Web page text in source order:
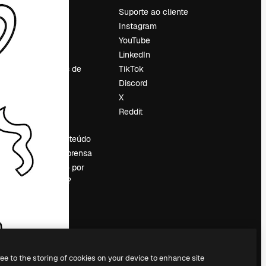
Tendências de
Slidesgo
Vender conteúdo
Sala de imprensa
Procurando por
magnific.ai?
Suporte ao cliente
Instagram
YouTube
LinkedIn
TikTok
Discord
X
Reddit
to the storing of cookies on your device to enhance site